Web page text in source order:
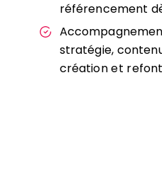
référencement
stratégie,
création et